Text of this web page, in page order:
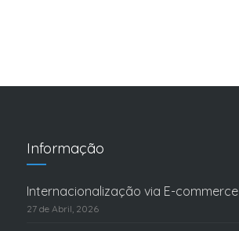
Informação
Internacionalização via E-commerce
27 de Abril, 2026